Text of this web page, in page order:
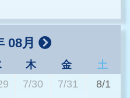
08月
木 金
土
7/30 7/31 8/1